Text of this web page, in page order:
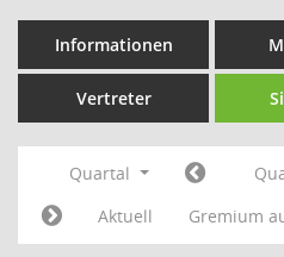
Informationen
Vertreter
Quartal
Aktuell
Gremium